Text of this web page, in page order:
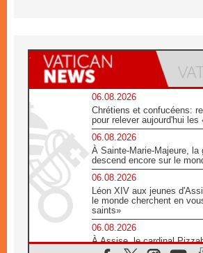
06.08.2026
Chrétiens et confucéens:
pour relever aujourd'hui les
06.08.2026
À Sainte-Marie-Majeure, la
descend encore sur le
06.08.2026
Léon XIV aux jeunes
le monde cherchent en
saints»
06.08.2026
À Assise, le cardinal
«les chrétiens veulent la